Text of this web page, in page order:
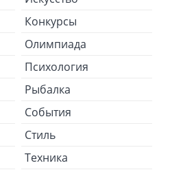
Конкурсы
Олимпиада
Психология
Рыбалка
События
Стиль
Техника